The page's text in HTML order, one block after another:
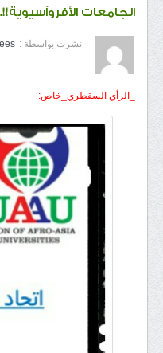
الجامعات
نشرت بواسطة :
_الرأي السقطري_خاص: